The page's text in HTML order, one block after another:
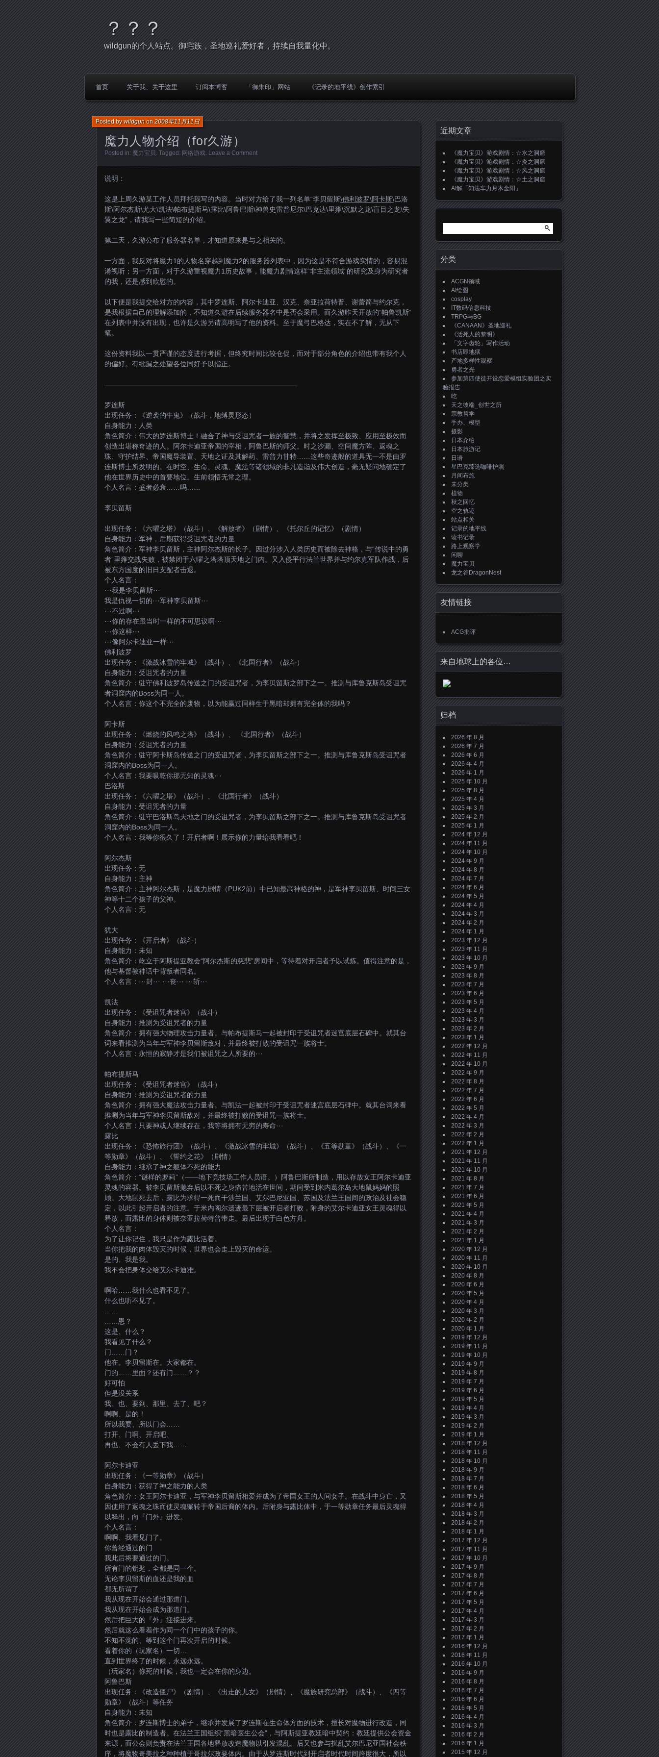
？？？
wildgun的个人站点。御宅族，圣地巡礼爱好者，持续自我量化中。
首页 关于我、关于这里 订阅本博客 「御朱印」网站 《记录的地平线》创作索引
魔力人物介绍（for久游）
Posted bywildgunon2008年11月11日
Posted in: 魔力宝贝 . Tagged: 网络游戏. Leave a Comment
说明：
这是上周久游某工作人员拜托我写的内容。当时对方给了我一列名单“李贝留斯\佛利波罗\阿卡斯\巴洛
斯\阿尔杰斯\尤大\凯法\帕布提斯马\露比\阿鲁巴斯\神兽史雷普尼尔\巴克达\里雍\沉默之龙\盲目之龙\失
翼之龙”，请我写一些简短的介绍。
第二天，久游公布了服务器名单，才知道原来是与之相关的。
一方面，我反对将魔力1的人物名穿越到魔力2的服务器列表中，因为这是不符合游戏实情的，容易混
淆视听；另一方面，对于久游重视魔力1历史故事，能魔力剧情这样“非主流领域”的研究及身为研究者
的我，还是感到欣慰的。
以下便是我提交给对方的内容，其中罗连斯、阿尔卡迪亚、汉克、奈亚拉荷特普、谢蕾简与约尔克，
是我根据自己的理解添加的，不知道久游在后续服务器名中是否会采用。而久游昨天开放的“帕鲁凯斯”
在列表中并没有出现，也许是久游另请高明写了他的资料。至于魔弓巴格达，实在不了解，无从下
笔。
这份资料我以一贯严谨的态度进行考据，但终究时间比较仓促，而对于部分角色的介绍也带有我个人
的偏好。有纰漏之处望各位同好予以指正。
————————————————————————————
罗连斯
出现任务：《逆袭的牛鬼》（战斗，地缚灵形态）
自身能力：人类
角色简介：伟大的罗连斯博士！融合了神与受诅咒者一族的智慧，并将之发挥至极致、应用至极效而
创造出堪称奇迹的人。阿尔卡迪亚帝国的宰相，阿鲁巴斯的师父。时之沙漏、空间魔方阵、返魂之
珠、守护结界、帝国魔导装置、天地之证及其解药、雷普力甘特……这些奇迹般的道具无一不是由罗
连斯博士所发明的。在时空、生命、灵魂、魔法等诸领域的非凡造诣及伟大创造，毫无疑问地确定了
他在世界历史中的首要地位。生前领悟无常之理。
个人名言：盛者必衰……吗……
李贝留斯
出现任务：《六曜之塔》（战斗）、《解放者》（剧情）、《托尔丘的记忆》（剧情）
自身能力：军神，后期获得受诅咒者的力量
角色简介：军神李贝留斯，主神阿尔杰斯的长子。因过分涉入人类历史而被除去神格，与“传说中的勇
者”里雍交战失败，被禁闭于六曜之塔塔顶天地之门内。又入侵平行法兰世界并与约尔克军队作战，后
被东方国度的旧日支配者击退。
个人名言：
···我是李贝留斯···
我是仇视一切的···军神李贝留斯···
···不过啊···
···你的存在跟当时一样的不可思议啊···
···你这样···
···像阿尔卡迪亚一样···
佛利波罗
出现任务：《激战冰雪的牢城》（战斗）、《北国行者》（战斗）
自身能力：受诅咒者的力量
角色简介：驻守佛利波罗岛传送之门的受诅咒者，为李贝留斯之部下之一。推测与库鲁克斯岛受诅咒
者洞窟内的Boss为同一人。
个人名言：你这个不完全的废物，以为能赢过同样生于黑暗却拥有完全体的我吗？
阿卡斯
出现任务：《燃烧的风鸣之塔》（战斗）、 《北国行者》（战斗）
自身能力：受诅咒者的力量
角色简介：驻守阿卡斯岛传送之门的受诅咒者，为李贝留斯之部下之一。推测与库鲁克斯岛受诅咒者
洞窟内的Boss为同一人。
个人名言：我要吸乾你那无知的灵魂···
巴洛斯
出现任务：《六曜之塔》（战斗）、《北国行者》（战斗）
自身能力：受诅咒者的力量
角色简介：驻守巴洛斯岛天地之门的受诅咒者，为李贝留斯之部下之一。推测与库鲁克斯岛受诅咒者
洞窟内的Boss为同一人。
个人名言：我等你很久了！开启者啊！展示你的力量给我看看吧！
阿尔杰斯
出现任务：无
自身能力：主神
角色简介：主神阿尔杰斯，是魔力剧情（PUK2前）中已知最高神格的神，是军神李贝留斯、时间三女
神等十二个孩子的父神。
个人名言：无
犹大
出现任务：《开启者》（战斗）
自身能力：未知
角色简介：屹立于阿斯提亚教会“阿尔杰斯的慈悲”房间中，等待着对开启者予以试炼。值得注意的是，
他与基督教神话中背叛者同名。
个人名言：···封··· ···丧··· ···斩···
凯法
出现任务：《受诅咒者迷宫》（战斗）
自身能力：推测为受诅咒者的力量
角色简介：拥有强大物理攻击力量者。与帕布提斯马一起被封印于受诅咒者迷宫底层石碑中。就其台
词来看推测为当年与军神李贝留斯敌对，并最终被打败的受诅咒一族将士。
个人名言：永恒的寂静才是我们被诅咒之人所要的···
帕布提斯马
出现任务：《受诅咒者迷宫》（战斗）
自身能力：推测为受诅咒者的力量
角色简介：拥有强大魔法攻击力量者。与凯法一起被封印于受诅咒者迷宫底层石碑中。就其台词来看
推测为当年与军神李贝留斯敌对，并最终被打败的受诅咒一族将士。
个人名言：只要神或人继续存在，我等将拥有无穷的寿命···
露比
出现任务：《恐怖旅行团》（战斗）、《激战冰雪的牢城》（战斗）、《五等勋章》（战斗）、《一
等勋章》（战斗）、《誓约之花》（剧情）
自身能力：继承了神之躯体不死的能力
角色简介：“谜样的萝莉”（——地下竞技场工作人员语。）阿鲁巴斯所制造，用以存放女王阿尔卡迪亚
灵魂的容器。被李贝留斯抛弃后以不死之身痛苦地活在世间，期间受到米内葛尔岛大地鼠妈妈的照
顾。大地鼠死去后，露比为求得一死而干涉兰国、艾尔巴尼亚国、苏国及法兰王国间的政治及社会稳
定，以此引起开启者的注意。于米内阁尔遗迹最下层被开启者打败，附身的艾尔卡迪亚女王灵魂得以
释放，而露比的身体则被奈亚拉荷特普带走。最后出现于白色方舟。
个人名言：
为了让你记住，我只是作为露比活着。
当你把我的肉体毁灭的时候，世界也会走上毁灭的命运。
是的、我是我。
我不会把身体交给艾尔卡迪雅。
啊哈……我什么也看不见了。
什么也听不见了。
……恩？
这是、什么？
我看见了什么？
门……门？
他在。李贝留斯在。大家都在。
门的……里面？还有门……？？
好可怕
但是没关系
我、也、要到、那里、去了、吧？
啊啊、是的！
所以我要、所以门会……
打开、门啊、开启吧、
再也、不会有人丢下我……
阿尔卡迪亚
出现任务：《一等勋章》（战斗）
自身能力：获得了神之能力的人类
角色简介：女王阿尔卡迪亚，与军神李贝留斯相爱并成为了帝国女王的人间女子。在战斗中身亡，又
因使用了返魂之珠而使灵魂辗转于帝国后裔的体内。后附身与露比体中，于一等勋章任务最后灵魂得
以释出，向『门外』进发。
个人名言：
啊啊、我看见门了。
你曾经通过的门
我此后将要通过的门。
所有门的钥匙，全都是同一个。
无论李贝留斯的血还是我的血
都无所谓了……
我从现在开始会通过那道门。
我从现在开始会成为那道门。
然后把巨大的『外』迎接进来。
然后就这么看着作为同一个门中的孩子的你。
不知不觉的、等到这个门再次开启的时候。
看着你的（玩家名）一切…
直到世界终了的时候，永远永远。
（玩家名）你死的时候，我也一定会在你的身边。
阿鲁巴斯
出现任务：《改造僵尸》（剧情）、《出走的儿女》（剧情）、《魔族研究总部》（战斗）、《四等
勋章》（战斗）等任务
自身能力：未知
角色简介：罗连斯博士的弟子，继承并发展了罗连斯在生命体方面的技术，擅长对魔物进行改造，同
时也是露比的制造者。在法兰王国组织“黑暗医生公会”，与阿斯提亚教廷暗中契约：教廷提供公会资金
来源，而公会则负责在法兰王国各地释放改造魔物以引发混乱。后又也参与扰乱艾尔巴尼亚国社会秩
序，将魔物奇美拉之种种植于哥拉尔政要体内。由于从罗连斯时代到开启者时代时间跨度很大，所以
近期文章
《魔力宝贝》游戏剧情：☆水之洞窟
《魔力宝贝》游戏剧情：☆炎之洞窟
《魔力宝贝》游戏剧情：☆风之洞窟
《魔力宝贝》游戏剧情：☆土之洞窟
AI解「知法车力月木金阳」
索：
分类
ACGN领域
AI绘图
cosplay
IT数码信息科技
TRPG与BG
《CANAAN》圣地巡礼
《活死人的黎明》
「文字齿轮」写作活动
书店即地狱
产地多样性观察
勇者之光
参加第四使徒开设恋爱模组实验团之实
验报告
吃
天之彼端_创世之所
宗教哲学
手办、模型
摄影
日本介绍
日本旅游记
日语
星巴克臻选咖啡护照
月间布施
未分类
植物
秋之回忆
空之轨迹
站点相关
记录的地平线
读书记录
路上观察学
闲聊
魔力宝贝
龙之谷DragonNest
友情链接
ACG批评
来自地球上的各位…
归档
2026 年 8 月
2026 年 7 月
2026 年 6 月
2026 年 4 月
2026 年 1 月
2025 年 10 月
2025 年 8 月
2025 年 4 月
2025 年 3 月
2025 年 2 月
2025 年 1 月
2024 年 12 月
2024 年 11 月
2024 年 10 月
2024 年 9 月
2024 年 8 月
2024 年 7 月
2024 年 6 月
2024 年 5 月
2024 年 4 月
2024 年 3 月
2024 年 2 月
2024 年 1 月
2023 年 12 月
2023 年 11 月
2023 年 10 月
2023 年 9 月
2023 年 8 月
2023 年 7 月
2023 年 6 月
2023 年 5 月
2023 年 4 月
2023 年 3 月
2023 年 2 月
2023 年 1 月
2022 年 12 月
2022 年 11 月
2022 年 10 月
2022 年 9 月
2022 年 8 月
2022 年 7 月
2022 年 6 月
2022 年 5 月
2022 年 4 月
2022 年 3 月
2022 年 2 月
2022 年 1 月
2021 年 12 月
2021 年 11 月
2021 年 10 月
2021 年 8 月
2021 年 7 月
2021 年 6 月
2021 年 5 月
2021 年 4 月
2021 年 3 月
2021 年 2 月
2021 年 1 月
2020 年 12 月
2020 年 11 月
2020 年 10 月
2020 年 8 月
2020 年 6 月
2020 年 5 月
2020 年 4 月
2020 年 3 月
2020 年 2 月
2020 年 1 月
2019 年 12 月
2019 年 11 月
2019 年 10 月
2019 年 9 月
2019 年 8 月
2019 年 7 月
2019 年 6 月
2019 年 5 月
2019 年 4 月
2019 年 3 月
2019 年 2 月
2019 年 1 月
2018 年 12 月
2018 年 11 月
2018 年 10 月
2018 年 9 月
2018 年 7 月
2018 年 6 月
2018 年 5 月
2018 年 4 月
2018 年 3 月
2018 年 2 月
2018 年 1 月
2017 年 12 月
2017 年 11 月
2017 年 10 月
2017 年 9 月
2017 年 8 月
2017 年 7 月
2017 年 6 月
2017 年 5 月
2017 年 4 月
2017 年 3 月
2017 年 2 月
2017 年 1 月
2016 年 12 月
2016 年 11 月
2016 年 10 月
2016 年 9 月
2016 年 8 月
2016 年 7 月
2016 年 6 月
2016 年 5 月
2016 年 4 月
2016 年 3 月
2016 年 2 月
2016 年 1 月
2015 年 12 月